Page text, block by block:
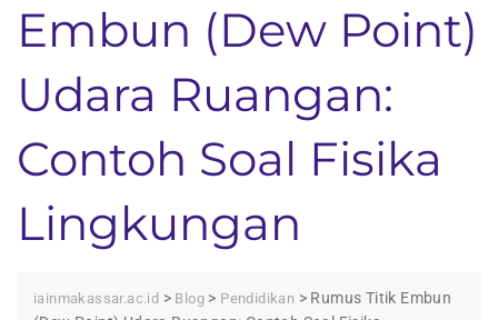
Embun (Dew Point)
Udara Ruangan:
Contoh Soal Fisika
Lingkungan
iainmakassar.ac.id > Blog > Pendidikan > Rumus Titik Embun